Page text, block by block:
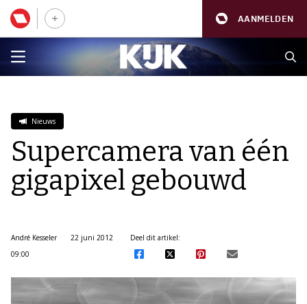
AANMELDEN
Nieuws
Supercamera van één
gigapixel gebouwd
André Kesseler
22 juni 2012
09:00
Deel dit artikel: